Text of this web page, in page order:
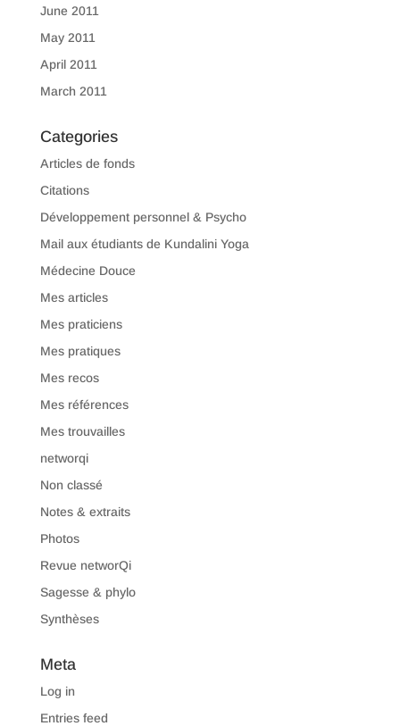
June 2011
May 2011
April 2011
March 2011
Categories
Articles de fonds
Citations
Développement personnel & Psycho
Mail aux étudiants de Kundalini Yoga
Médecine Douce
Mes articles
Mes praticiens
Mes pratiques
Mes recos
Mes références
Mes trouvailles
networqi
Non classé
Notes & extraits
Photos
Revue networQi
Sagesse & phylo
Synthèses
Meta
Log in
Entries feed